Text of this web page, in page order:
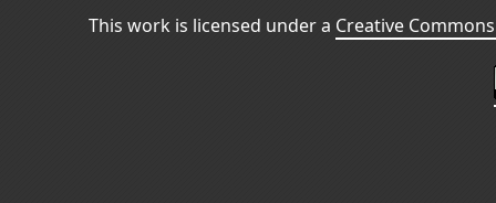
This work is licensed under a Creative